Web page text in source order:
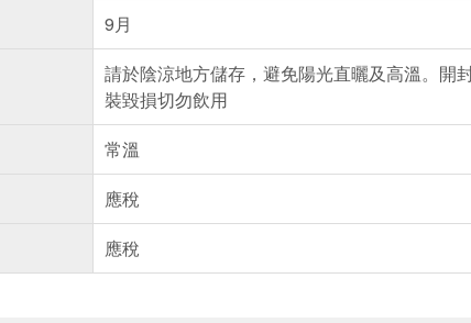
9月
請於陰涼地方儲存，避免陽光直曬及高溫。開
裝毀損切勿飲用
常溫
應稅
應稅